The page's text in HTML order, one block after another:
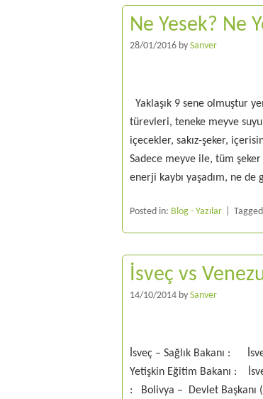
Ne Yesek? Ne
28/01/2016 by Sanver
Yaklaşık 9 sene olmuştur
türevleri, teneke meyve
içecekler, sakız-şeker,
Sadece meyve ile, tüm
enerji kaybı yaşadım, ne
Posted in: Blog - Yazılar
İsveç vs
14/10/2014 by Sanver
İsveç – Sağlık Bakanı :
Yetişkin Eğitim Bakanı :
: Bolivya – Devlet Başkanı